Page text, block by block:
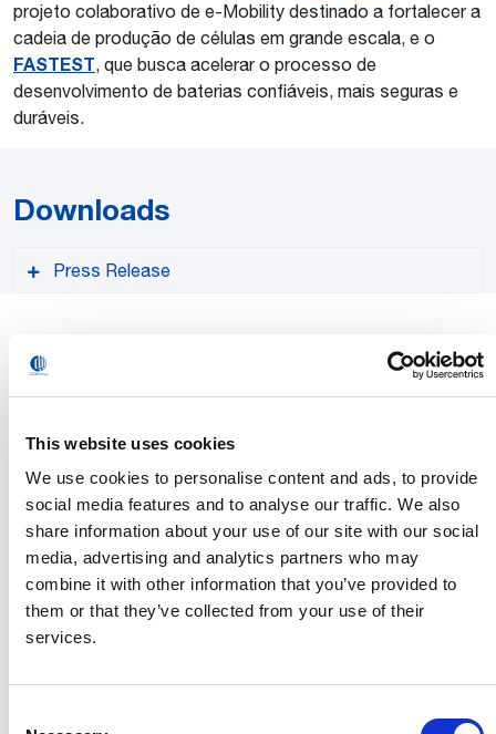
This website uses cookies
We use cookies to personalise content and ads, to provide
social media features and to analyse our traffic. We also
share information about your use of our site with our social
media, advertising and analytics partners who may
combine it with other information that you’ve provided to
them or that they’ve collected from your use of their
services.
projeto colaborativo de e-Mobility destinado a fortalecer a
cadeia de produção de células em grande escala, e o
FASTEST, que busca acelerar o processo de
desenvolvimento de baterias confiáveis, mais seguras e
duráveis.
Downloads
Press Release
PDF format
Sobre a Comau
automação avançadas e sustentáveis. Com 50 anos de
experiência e presença global, a Comau ajuda empresas de
todos os portes, em praticamente qualquer setor
industrial, a aproveitar os benefícios da automação.
Sustentada pelo compromisso contínuo de projetar e
desenvolver tecnologias inovadoras e fáceis de usar, a
Comau tem um portfólio que inclui produtos e sistemas
mobilidade elétrica, bem como robótica avançada e